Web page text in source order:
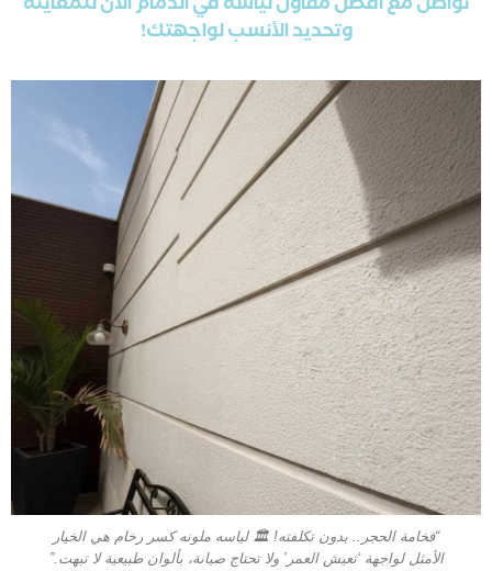
وتحديد الأنسب لواجهتك!
“فخامة الحجر.. بدون تكلفته! 🏛️ لياسه ملونه كسر رخام هي الخيار
الأمثل لواجهة ‘تعيش العمر’ ولا تحتاج صيانة، بألوان طبيعية لا تبهت.”